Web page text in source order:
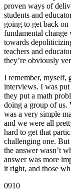
proven ways of
students and
going to get back
fundamental
towards
teachers and
they’re obviously
I remember, myself,
interviews. I was put
they put a math
doing a group of
was a very simple
and we were all
hard to get that
challenging one.
the answer wasn’t
answer was more
it right, and those
0910